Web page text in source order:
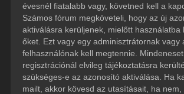
évesnél fiatalabb vagy, követned kell a
Számos fórum megköveteli, hogy az új
aktiválásra kerüljenek, mielőtt használatba
őket. Ezt vagy egy adminisztrátornak vagy
felhasználónak kell megtennie.
regisztrációnál elvileg tájékoztatásra
szükséges-e az azonosító aktiválása. Ha
mailt, akkor kövesd az utasításait, ha